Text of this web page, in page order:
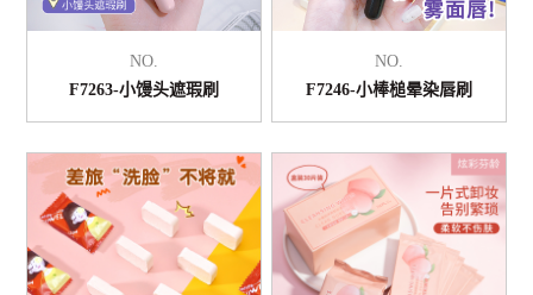
NO.
F7263-小馒头遮瑕刷
NO.
F7246-小棒槌晕染唇刷